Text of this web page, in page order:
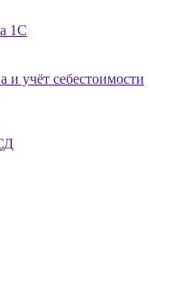
1С
и учёт себестоимости